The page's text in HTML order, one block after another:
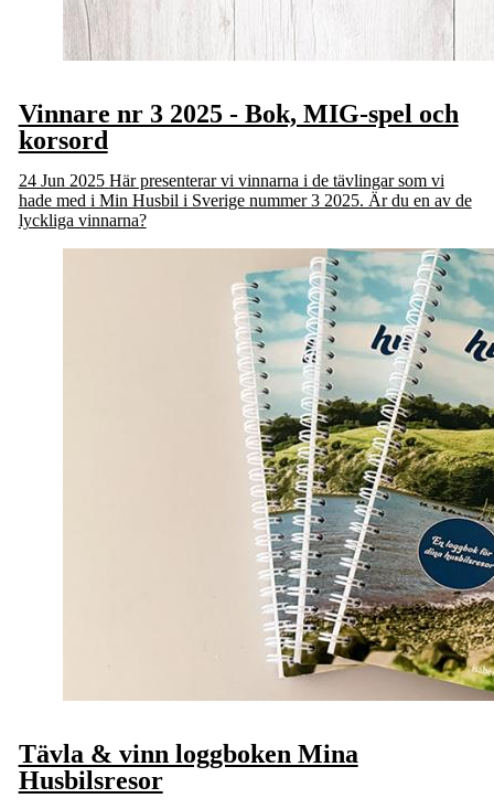
Vinnare nr 3 2025 - Bok, MIG-spel och
korsord
24 Jun 2025 Här presenterar vi vinnarna i de tävlingar som vi
hade med i Min Husbil i Sverige nummer 3 2025. Är du en av de
lyckliga vinnarna?
Tävla & vinn loggboken Mina
Husbilsresor